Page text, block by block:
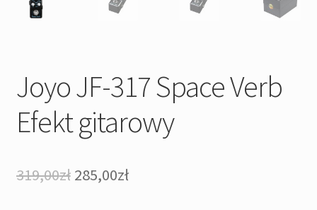
Joyo JF-317 Space Verb
Efekt gitarowy
319,00zł Pierwotna
285,00złAktualna